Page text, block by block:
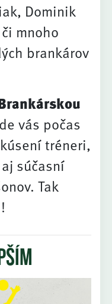
Dominik
mnoho
brankárov
vás počas
tréneri,
súčasní
Tak